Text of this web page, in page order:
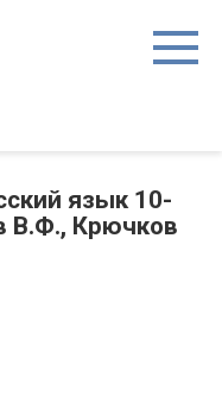
язык 10-
В.Ф., Крючков